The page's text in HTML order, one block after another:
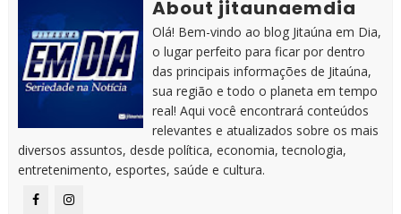
About jitaunaemdia
Olá! Bem-vindo ao blog Jitaúna em Dia,
o lugar perfeito para ficar por dentro
das principais informações de Jitaúna,
sua região e todo o planeta em tempo
real! Aqui você encontrará conteúdos
relevantes e atualizados sobre os mais
diversos assuntos, desde política, economia, tecnologia,
entretenimento, esportes, saúde e cultura.